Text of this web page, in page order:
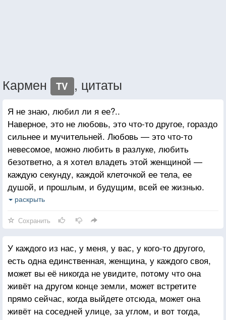
Кармен TV , цитаты
Я не знаю, любил ли я ее?..
Наверное, это не любовь, это что-то другое, гораздо
сильнее и мучительней. Любовь — это что-то
невесомое, можно любить в разлуке, любить
безответно, а я хотел владеть этой женщиной —
каждую секунду, каждой клеточкой ее тела, ее
душой, и прошлым, и будущим, всей ее жизнью.
Когда ее не было рядом, у меня начиналась ломка,
заметил, как стал наркоманом, и у моего наркотика
было имя, и голос, и запах волос
раскрыть
Сохранить
У каждого из нас, у меня, у вас, у кого-то другого,
есть одна единственная, женщина, у каждого своя,
может вы её никогда не увидите, потому что она
живёт на другом конце земли, может встретите
прямо сейчас, когда выйдете отсюда, может она
живёт на соседней улице, за углом, и вот тогда,